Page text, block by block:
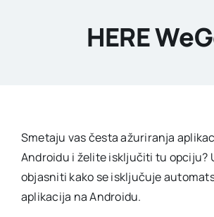
HERE
Smetaju vas česta ažuriranja
Androidu i želite isključiti tu opciju?
objasniti kako se isključuje
aplikacija na Androidu.